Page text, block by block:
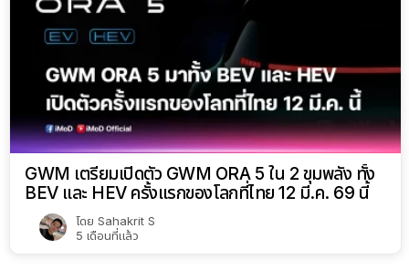
GWM เตรียมเปิดตัว GWM ORA 5 ใน 2 ขุมพลัง ทั้ง
BEV และ HEV ครั้งแรกของโลกที่ไทย 12 มี.ค. 69 นี้
โดย
Sahakrit S
5 เดือนที่แล้ว
สนับสนุนโดย